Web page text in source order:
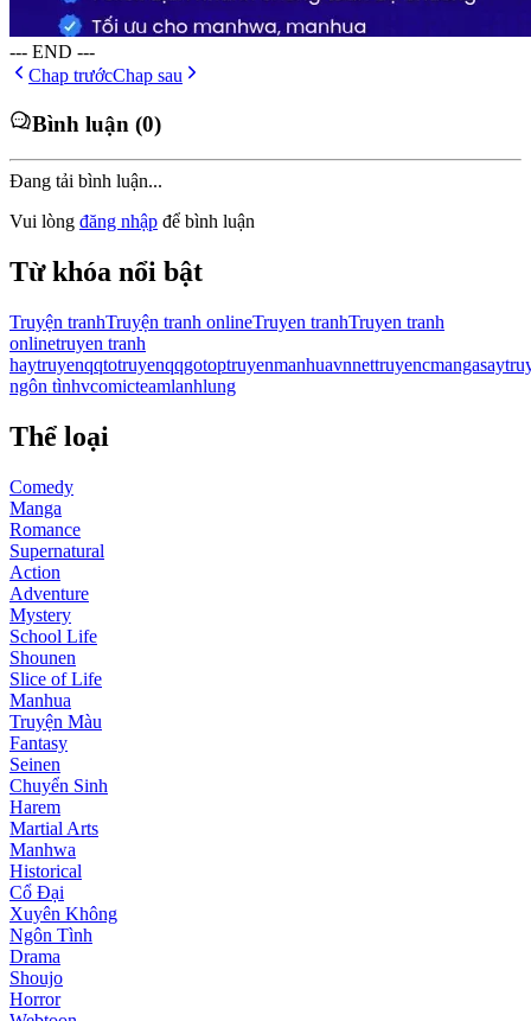
--- END ---
Chap trướcChap sau
Bình luận (0)
Đang tải bình luận...
Vui lòng đăng nhập để bình luận
Từ khóa nổi bật
Truyện tranhTruyện tranh onlineTruyen tranhTruyen tranh
onlinetruyen tranh
haytruyenqqtotruyenqqgotoptruyenmanhuavnnettruyencmanga
ngôn tìnhvcomicteamlanhlung
Thể loại
Comedy
Manga
Romance
Supernatural
Action
Adventure
Mystery
School Life
Shounen
Slice of Life
Manhua
Truyện Màu
Fantasy
Seinen
Chuyển Sinh
Harem
Martial Arts
Manhwa
Historical
Cổ Đại
Xuyên Không
Ngôn Tình
Drama
Shoujo
Horror